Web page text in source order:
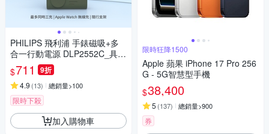
PHILIPS 飛利浦 手錶磁吸+多
合一行動電源 DLP2552C_具W
h標示(時時樂限定)
$711 9折
4.9 (13) 總銷量>100
限時下殺
加入購物車
限時狂降1500
Apple 蘋果 iPhone 17 Pro 256
G - 5G智慧型手機
$38,400
5 (137) 總銷量>900
券